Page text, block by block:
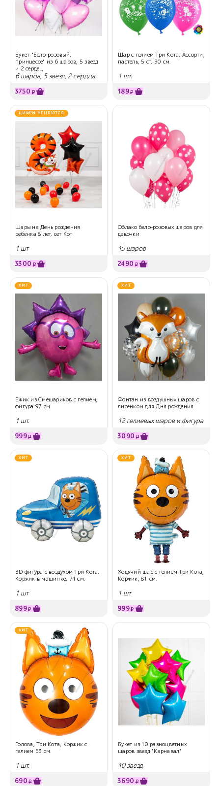
Букет "Бело-розовый,
принцессе" из 6 шаров, 5 звезд
и 2 сердец
6 шаров, 5 звезд, 2 сердца
3750 ₽
Шар с гелием Три Кота, Ассорти,
пастель, 5 ст, 30 см.
1 шт.
189₽
ЦИФРЫ МЕНЯЮТСЯ
Шары на День рождения
ребенка 8 лет, сет Кот
1 шт
3300 ₽
Облако бело-розовых шаров для
девочки
15 шаров
2490 ₽
ХИТ
Ежик из Смешариков с гелием,
фигура 97 см
1 шт.
999₽
ХИТ
Фонтан из воздушных шаров с
лисенком для Дня рождения
12 гелиевых шаров и фигура
3090 ₽
ХИТ
3D фигура с воздухом Три Кота,
Коржик в машинке, 74 см.
1 шт
899₽
ХИТ
Ходячий шар с гелием Три Кота,
Коржик, 81 см.
1 шт
999₽
ХИТ
Голова, Три Кота, Коржик с
гелием 53 см.
1 шт.
690 ₽
Букет из 10 разноцветных
шаров звезд "Карнавал"
10 звезд
3690 ₽